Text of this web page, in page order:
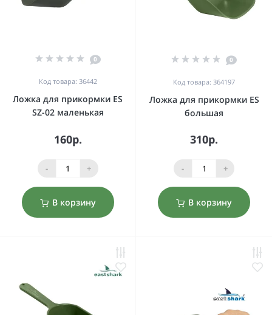
0
Код товара: 36442
Ложка для прикормки ES
SZ-02 маленькая
160р.
- +
В корзину
0
Код товара: 364197
Ложка для прикормки ES
большая
310р.
- +
В корзину